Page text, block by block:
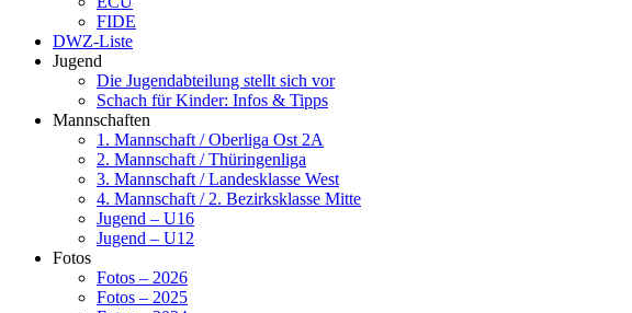
FIDE
DWZ-Liste
Jugend
Die Jugendabteilung stellt sich vor
Schach für Kinder: Infos & Tipps
Mannschaften
1. Mannschaft / Oberliga Ost 2A
2. Mannschaft / Thüringenliga
3. Mannschaft / Landesklasse West
4. Mannschaft / 2. Bezirksklasse Mitte
Jugend – U16
Jugend – U12
Fotos
Fotos – 2026
Fotos – 2025